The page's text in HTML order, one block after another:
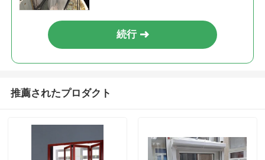
続行
推薦されたプロダクト